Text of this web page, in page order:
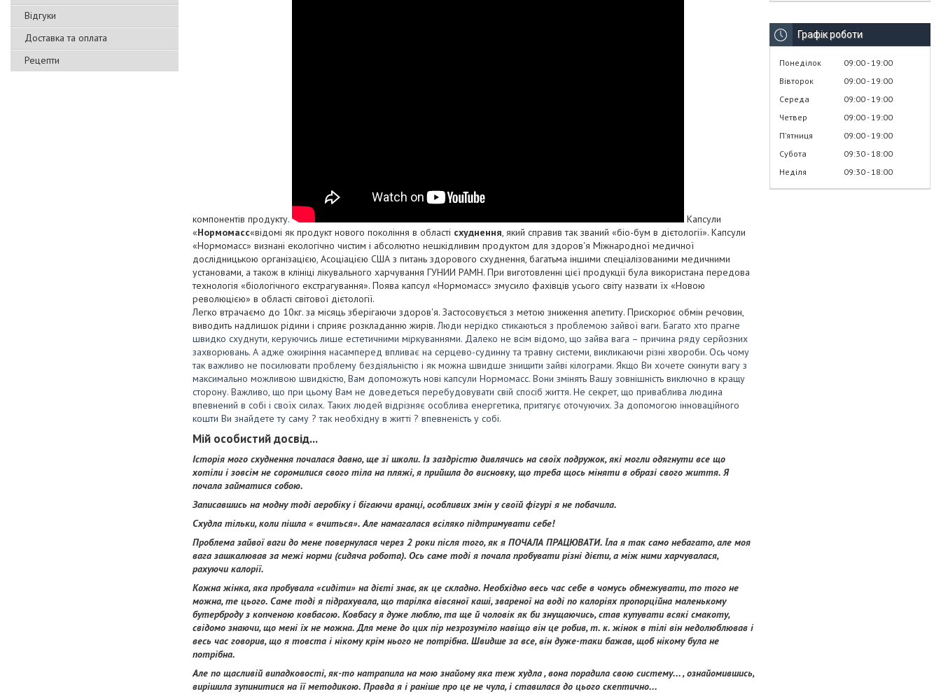
Відгуки
Доставка та оплата
Рецепти
компонентів продукту.
Капсули
«Нормомасс«відомі як продукт нового покоління в області схуднення, який справив так званий «біо-бум в дієтології». Капсули
«Нормомасс» визнані екологічно чистим і абсолютно нешкідливим продуктом для здоров'я Міжнародної медичної
дослідницькою організацією, Асоціацією США з питань здорового схуднення, багатьма іншими спеціалізованими медичними
установами, а також в клініці лікувального харчування ГУНИИ РАМН. При виготовленні цієї продукції була використана передова
технологія «біологічного екстрагування». Поява капсул «Нормомасс» змусило фахівців усього світу назвати їх «Новою
революцією» в області світової дієтології.
Легко втрачаємо до 10кг. за місяць зберігаючи здоров'я. Застосовується з метою зниження апетиту. Прискорює обмін речовин,
виводить надлишок рідини і сприяє розкладанню жирів.Люди нерідко стикаються з проблемою зайвої ваги. Багато хто прагне
швидко схуднути, керуючись лише естетичними міркуваннями. Далеко не всім відомо, що зайва вага – причина ряду серйозних
захворювань. А адже ожиріння насамперед впливає на серцево-судинну та травну системи, викликаючи різні хвороби. Ось чому
так важливо не посилювати проблему бездіяльністю і як можна швидше знищити зайві кілограми. Якщо Ви хочете скинути вагу з
максимально можливою швидкістю, Вам допоможуть нові капсули Нормомасс. Вони змінять Вашу зовнішність виключно в кращу
сторону. Важливо, що при цьому Вам не доведеться перебудовувати свій спосіб життя. Не секрет, що приваблива людина
впевнений в собі і своїх силах. Таких людей відрізняє особлива енергетика, притягує оточуючих. За допомогою інноваційного
кошти Ви знайдете ту саму ? так необхідну в житті ? впевненість у собі.
Мій особистий досвід...
Історія мого схуднення почалася давно, ще зі школи. Із заздрістю дивлячись на своїх подружок, які могли одягнути все що
хотіли і зовсім не соромилися свого тіла на пляжі, я прийшла до висновку, що треба щось міняти в образі свого життя. Я
почала займатися собою.
Записавшись на модну тоді аеробіку і бігаючи вранці, особливих змін у своїй фігурі я не побачила.
Схудла тільки, коли пішла « вчиться». Але намагалася всіляко підтримувати себе!
Проблема зайвої ваги до мене повернулася через 2 роки після того, як я ПОЧАЛА ПРАЦЮВАТИ. Їла я так само небагато, але моя
вага зашкалював за межі норми (сидяча робота). Ось саме тоді я почала пробувати різні дієти, а між ними харчувалася,
рахуючи калорії.
Кожна жінка, яка пробувала «сидіти» на дієті знає, як це складно. Необхідно весь час себе в чомусь обмежувати, то того не
можна, те цього. Саме тоді я підрахувала, що тарілка вівсяної каші, звареної на воді по калоріях пропорційна маленькому
бутерброду з копченою ковбасою. Ковбасу я дуже люблю, та ще й чоловік як би знущаючись, став купувати всякі смакоту,
свідомо знаючи, що мені їх не можна. Для мене до цих пір незрозуміло навіщо він це робив, т. к. жінок в тілі він недолюблював і
весь час говорив, що я товста і нікому крім нього не потрібна. Швидше за все, він дуже-таки бажав, щоб нікому була не
потрібна.
Але по щасливій випадковості, як-то натрапила на мою знайому яка теж худла , вона порадила свою систему... , ознайомившись,
вирішила зупинитися на її методикою. Правда я і раніше про це не чула, і ставилася до цього скептично...
Графік роботи
Понеділок 09:00 19:00
Вівторок
09:00 19:00
Середа
09:00 19:00
Четвер
09:00 19:00
Пʼятниця
09:00 19:00
Субота
09:30 18:00
Неділя
09:30 18:00